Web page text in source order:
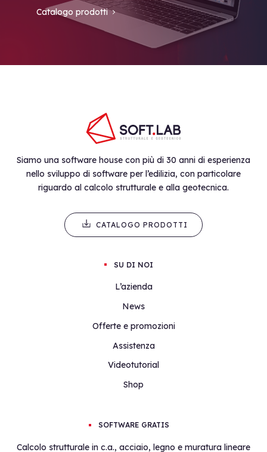
Catalogo prodotti
Siamo una software house con più di 30 anni di esperienza
nello sviluppo di software per l’edilizia, con particolare
riguardo al calcolo strutturale e alla geotecnica.
CATALOGO PRODOTTI
SU DI NOI
L’azienda
News
Offerte e promozioni
Assistenza
Videotutorial
Shop
SOFTWARE GRATIS
Calcolo strutturale in c.a., acciaio, legno e muratura lineare